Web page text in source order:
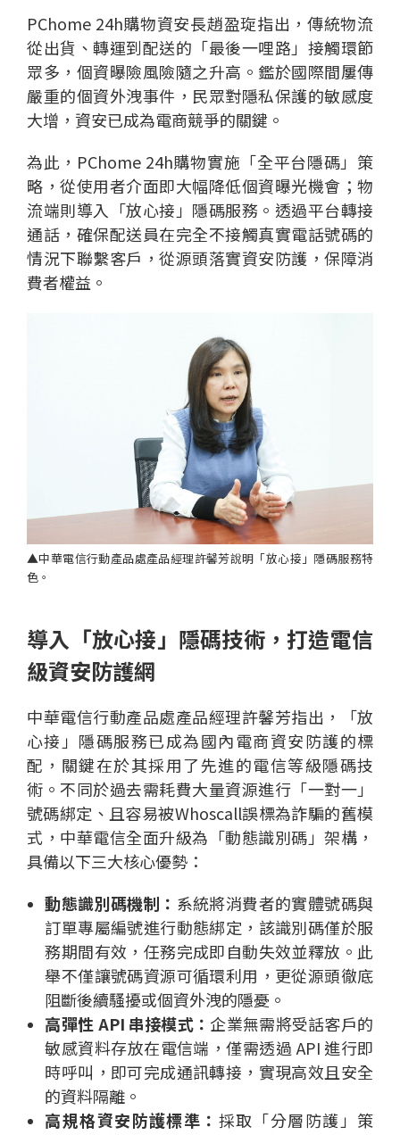
PChome 24h購物資安長趙盈琁指出，傳統物流
從出貨、轉運到配送的「最後一哩路」接觸環節
眾多，個資曝險風險隨之升高。鑑於國際間屢傳
嚴重的個資外洩事件，民眾對隱私保護的敏感度
大增，資安已成為電商競爭的關鍵。
為此，PChome 24h購物實施「全平台隱碼」策
略，從使用者介面即大幅降低個資曝光機會；物
流端則導入「放心接」隱碼服務。透過平台轉接
通話，確保配送員在完全不接觸真實電話號碼的
情況下聯繫客戶，從源頭落實資安防護，保障消
費者權益。
▲中華電信行動產品處產品經理許馨芳說明「放心接」隱碼服務特
色。
導入「放心接」隱碼技術，打造電信
級資安防護網
中華電信行動產品處產品經理許馨芳指出，「放
心接」隱碼服務已成為國內電商資安防護的標
配，關鍵在於其採用了先進的電信等級隱碼技
術。不同於過去需耗費大量資源進行「一對一」
號碼綁定、且容易被Whoscall誤標為詐騙的舊模
式，中華電信全面升級為「動態識別碼」架構，
具備以下三大核心優勢：
動態識別碼機制： 系統將消費者的實體號碼與
訂單專屬編號進行動態綁定，該識別碼僅於服
務期間有效，任務完成即自動失效並釋放。此
舉不僅讓號碼資源可循環利用，更從源頭徹底
阻斷後續騷擾或個資外洩的隱憂。
高彈性 API 串接模式：企業無需將受話客戶的
敏感資料存放在電信端，僅需透過 API 進行即
時呼叫，即可完成通訊轉接，實現高效且安全
的資料隔離。
高規格資安防護標準： 採取「分層防護」策